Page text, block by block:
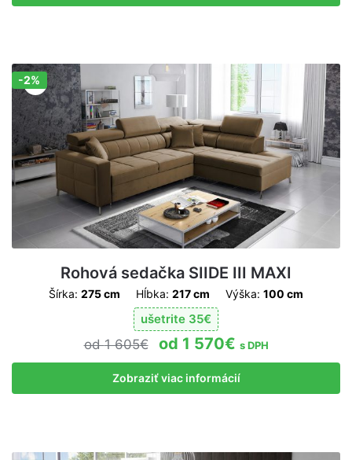
Zľava!
-2%
Rohová sedačka SIIDE III MAXI
Šírka: 275 cm Hĺbka: 217 cm Výška: 100 cm
ušetrite 35€
1 605€ 1 570€ s DPH
Zobraziť viac informácií